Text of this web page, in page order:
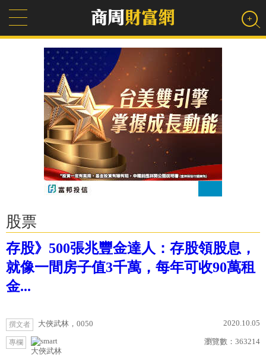
股票
存股》500張兆豐金達人：存股領股息，
就像一間房子值3千萬，每年可收90萬租
金...
撰文者 大俠武林，0050 2020.10.05
專欄
大俠武林
瀏覽數： 363214